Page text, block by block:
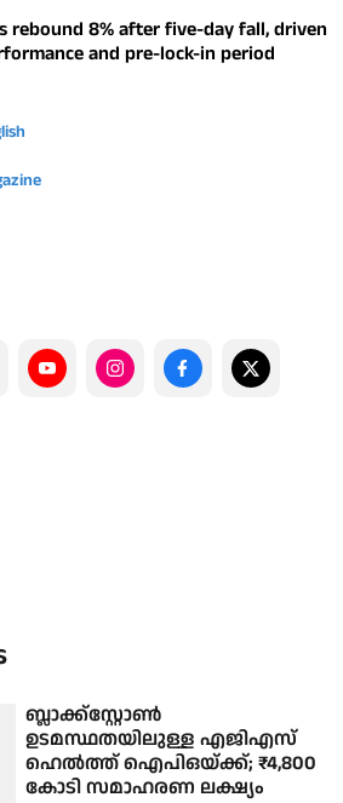
rebound 8% after five-day fall, driven
and pre-lock-in period
ബ്ലാക്ക്‌സ്റ്റോൺ
ഉടമസ്ഥതയിലുള്ള എജിഎസ്
ഹെൽത്ത് ഐപിഒയ്ക്ക്; ₹4,800
കോടി സമാഹരണ ലക്ഷ്യം